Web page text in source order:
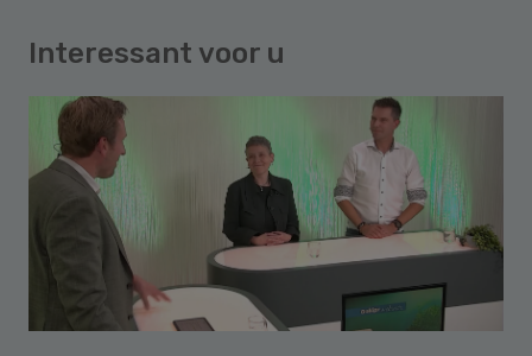
Interessant voor u